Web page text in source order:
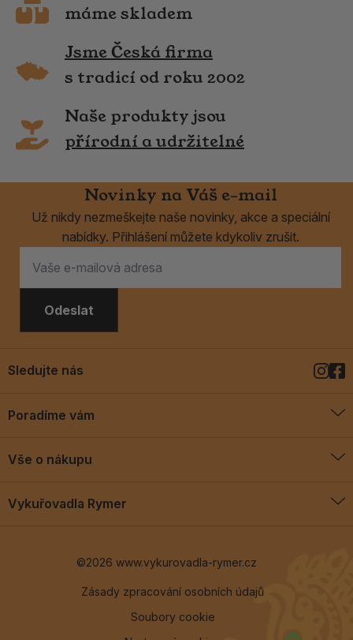
máme skladem
Jsme Česká firma
s tradicí od roku 2002
Naše produkty jsou
přírodní a udržitelné
Novinky na Váš e-mail
Už nikdy nezmeškejte naše novinky, akce a speciální
nabídky. Přihlášení můžete kdykoliv zrušit.
Odeslat
Poradíme vám
Blog
Vše o nákupu
Vykuřovadla Rymer
Sledujte nás
©2026 www.vykurovadla-rymer.cz
Zásady zpracování osobních údajů
Soubory cookie